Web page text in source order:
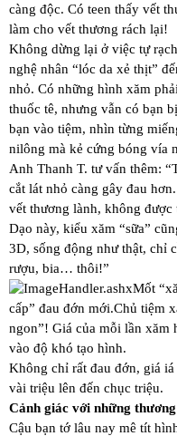
càng độc. Có teen thấy vết
làm cho vết thương rách lại!
Không dừng lại ở việc tự
nghệ nhân “lóc da xẻ thịt”
nhỏ. Có những hình xăm
thuốc tê, nhưng vẫn có bạn
bạn vào tiệm, nhìn từng
nilông mà kẻ cứng bóng vía
Anh Thanh T. tư vấn thêm:
cắt lát nhỏ càng gây đau
vết thương lành, không được
Dạo này, kiểu xăm “sữa”
3D, sống động như thật, chỉ
rượu, bia… thôi!”
Mốt
cấp” đau đớn mới.Chủ tiệm
ngon”! Giá của mỗi lần xăm
vào độ khó tạo hình.
Không chỉ rất đau đớn, giá
vài triệu lên đến chục triệu.
Cảnh giác với những
Cậu bạn tớ lâu nay mê tít